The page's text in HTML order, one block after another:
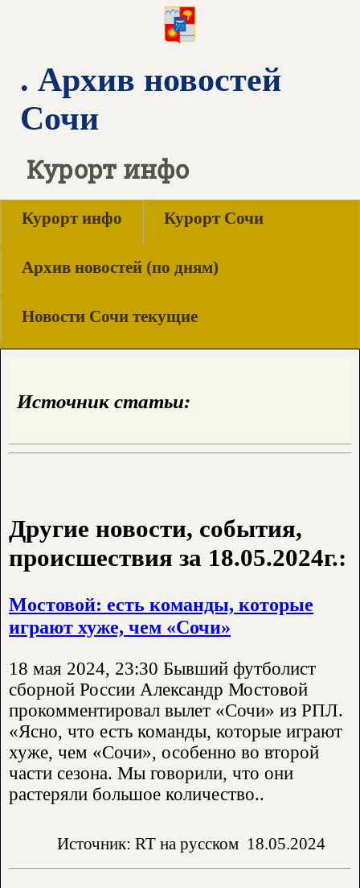
. Архив новостей
Сочи
Курорт инфо
Курорт инфо Курорт Сочи
Архив новостей (по дням)
Новости Сочи текущие
Источник статьи:
Другие новости, события,
происшествия за 18.05.2024г.:
Мостовой: есть команды, которые
играют хуже, чем «Сочи»
18 мая 2024, 23:30 Бывший футболист
сборной России Александр Мостовой
прокомментировал вылет «Сочи» из РПЛ.
«Ясно, что есть команды, которые играют
хуже, чем «Сочи», особенно во второй
части сезона. Мы говорили, что они
растеряли большое количество..
Источник: RT на русском 18.05.2024